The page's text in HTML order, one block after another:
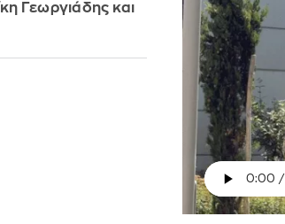
Γεωργιάδης και